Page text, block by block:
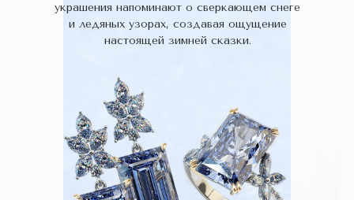
украшения напоминают о сверкающем снеге
и ледяных узорах, создавая ощущение
настоящей зимней сказки.